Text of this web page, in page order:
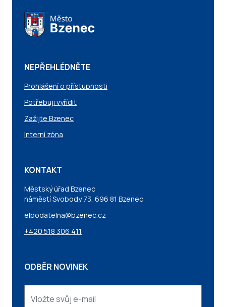
NEPŘEHLÉDNĚTE
Prohlášení o přístupnosti
Potřebuji vyřídit
Zažijte Bzenec
Interní zóna
KONTAKT
Městský úřad Bzenec
náměstí Svobody 73, 696 81 Bzenec
elpodatelna@bzenec.cz
+420 518 306 411
ODBĚR NOVINEK